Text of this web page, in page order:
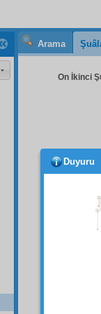
Arama
On İkinci
Duyuru